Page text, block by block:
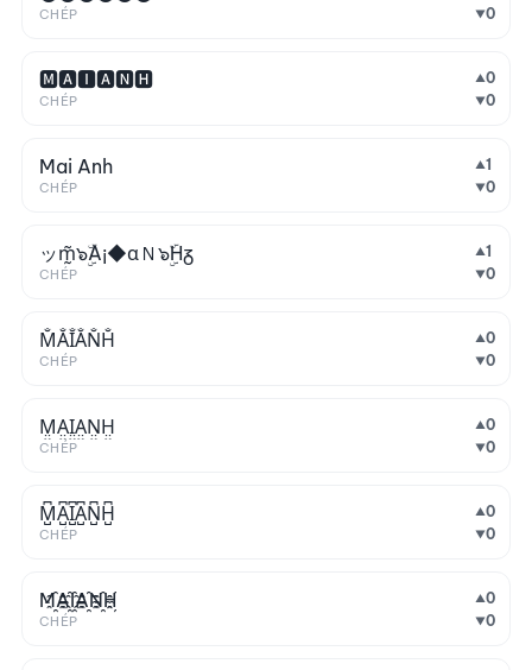
CHÉP ▼0
🅼🅰🅸🅰🅽🅷
CHÉP
▲0
▼0
Mai Anh
CHÉP
▲1
▼0
ッm̰̃๖ۣۜA¡◆αＮ๖ۣۜHᵹ
CHÉP
▲1
▼0
M̐A̐I̐A̐N̐H̐
CHÉP
▲0
▼0
M̤̮A̤̮I̤̮A̤̮N̤̮H̤̮
CHÉP
▲0
▼0
M̺͆A̺͆I̺͆A̺͆N̺͆H̺͆
CHÉP
▲0
▼0
M҈A҈I҈A҈N҈H҈
CHÉP
▲0
▼0